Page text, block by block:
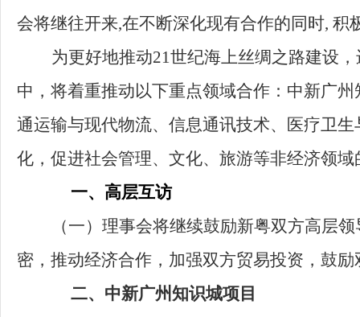
会将继往开来,在不断深化现有合作的同时, 积
为更好地推动21世纪海上丝绸之路建设
中，将着重推动以下重点领域合作：中新广
通运输与现代物流、信息通讯技术、医疗卫
化，促进社会管理、文化、旅游等非经济领域
一、高层互访
（一） 理事会将继续鼓励新粤双方高层
密，推动经济合作，加强双方贸易投资，鼓
二、中新广州知识城项目